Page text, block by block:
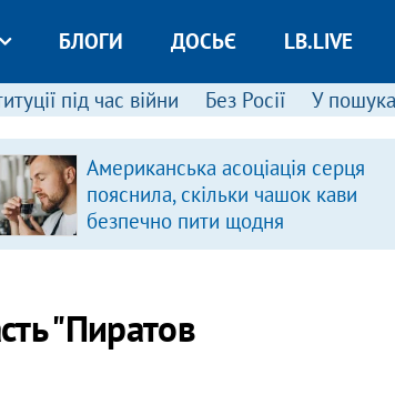
БЛОГИ ДОСЬЄ LB.LIVE
під час війни Без Росії У
Американська асоціація серця
пояснила, скільки чашок кави
безпечно пити щодня
"Пиратов